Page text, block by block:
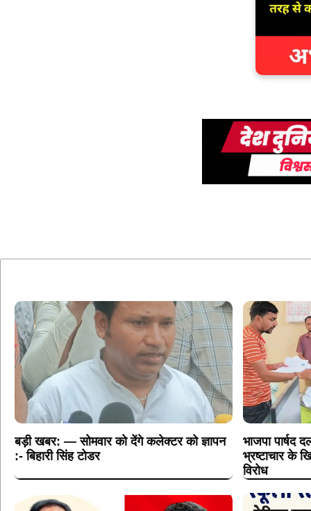
बड़ी खबर: — सोमवार को देंगे कलेक्टर को ज्ञापन
:- बिहारी सिंह टोडर
भाजपा पार्षद
भ्रष्टाचार के
विरोध